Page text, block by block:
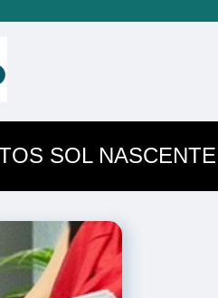
SOL NASCENTE